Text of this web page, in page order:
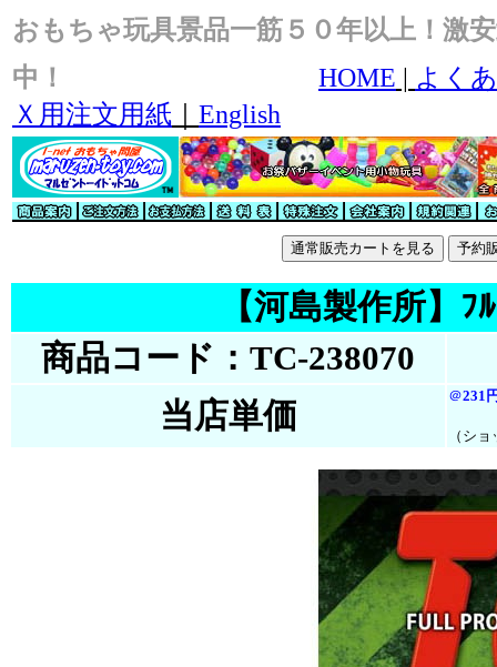
おもちゃ玩具景品一筋５０年以上！激
中！
HOME | よく
Ｘ用注文用紙
English
【河島製作所】ﾌ
商品コード：TC-238070
当店単価
＠231
（シ